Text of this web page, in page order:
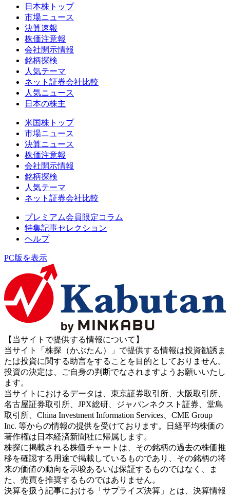
日本株トップ
市場ニュース
決算速報
株価注意報
会社開示情報
銘柄探検
人気テーマ
ネット証券会社比較
人気ニュース
日本の株主
米国株トップ
市場ニュース
決算ニュース
株価注意報
会社開示情報
銘柄探検
人気テーマ
ネット証券会社比較
プレミアム会員限定コラム
特集記事セレクション
ヘルプ
PC版を表示
【当サイトで提供する情報について】
当サイト「株探（かぶたん）」で提供する情報は投資勧誘ま
たは投資に関する助言をすることを目的としておりません。
投資の決定は、ご自身の判断でなされますようお願いいたし
ます。
当サイトにおけるデータは、東京証券取引所、大阪取引所、
名古屋証券取引所、JPX総研、ジャパンネクスト証券、堂島
取引所、China Investment Information Services、CME Group
Inc. 等からの情報の提供を受けております。日経平均株価の
著作権は日本経済新聞社に帰属します。
株探に掲載される株価チャートは、その銘柄の過去の株価推
移を確認する用途で掲載しているものであり、その銘柄の将
来の価値の動向を示唆あるいは保証するものではなく、ま
た、売買を推奨するものではありません。
決算を扱う記事における「サプライズ決算」とは、決算情報